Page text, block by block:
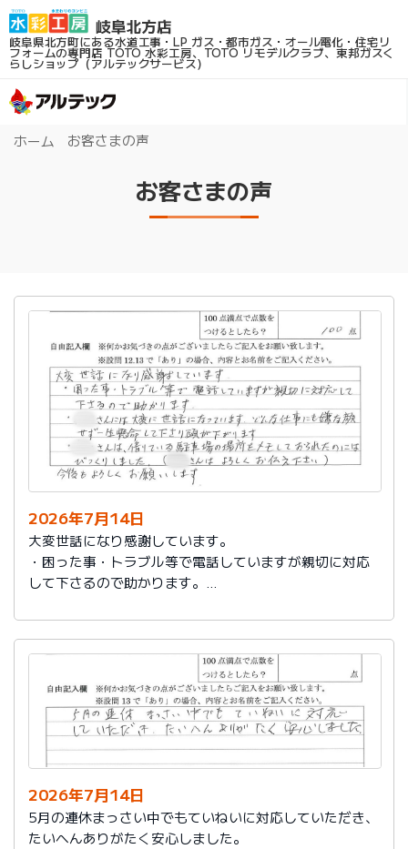
岐阜県北方町にある水道工事・LP ガス・都市ガス・オール電化・住宅リ
フォームの専門店TOTO 水彩工房、TOTO リモデルクラブ、東邦ガスく
らしショップ（アルテックサービス）
ホーム お客さまの声
お客さまの声
2026年7月14日
大変世話になり感謝しています。
・困った事・トラブル等で電話していますが親切に対応
して下さるので助かります。
にも嫌な顔せず一生懸命して下さり頭が下がります。
・社員さんは、借りている駐車場の場所をメモしておら
れたのにはびっくりしました。（社員さんはよろしくお
伝え下さい）
今後もよろしくお願いします。
2026年7月14日
5月の連休まっさい中でもていねいに対応していただき、
たいへんありがたく安心しました。